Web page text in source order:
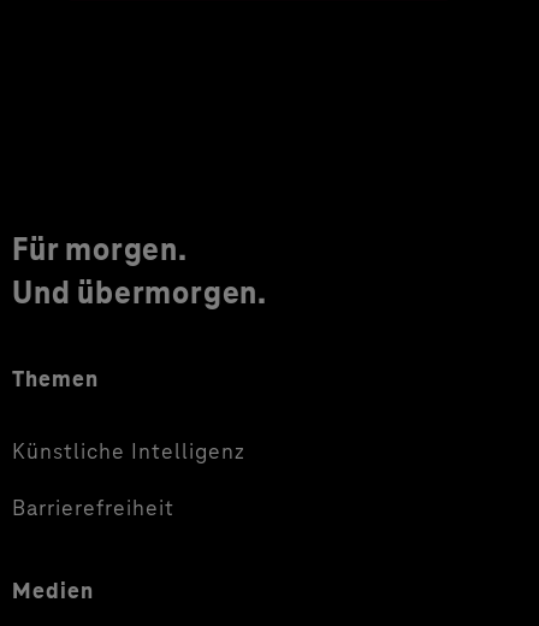
Für morgen.
Und übermorgen.
Themen
Künstliche Intelligenz
Barrierefreiheit
Medien